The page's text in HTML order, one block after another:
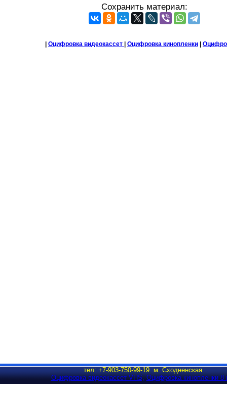
Сохранить материал:
| Оцифровка видеокассет | Оцифровка кинопленки |
тел: +7-903-750-99-19 м. Сходненская
Оцифровка видеокассет VHS, Оцифровка кинопленки 8